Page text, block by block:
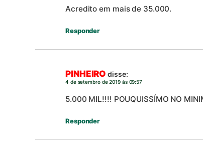
Acredito em mais de 35.000.
Responder
PINHEIRO disse:
4 de setembro de 2019 às 09:57
5.000 MIL!!!! POUQUISSÍMO NO
Responder